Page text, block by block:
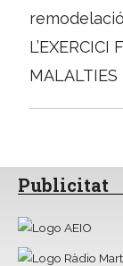
per
L’EXERCICI
MALALTIES
Publicitat